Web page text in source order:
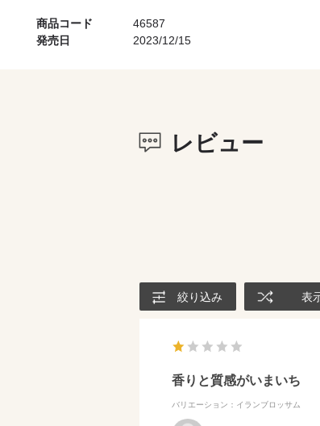
商品コード
46587
発売日
2023/12/15
レビュー
絞り込み 表
香りと質感がいまいち
バリエーション：イランブロッサム